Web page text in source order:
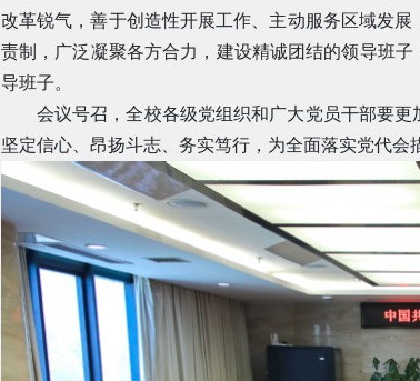
改革锐气，善于创造性开展工作、主动服务区域发
责制，广泛凝聚各方合力，建设精诚团结的领导班
导班子。
会议号召，全校各级党组织和广大党员干部要
坚定信心、昂扬斗志、务实笃行，为全面落实党代会